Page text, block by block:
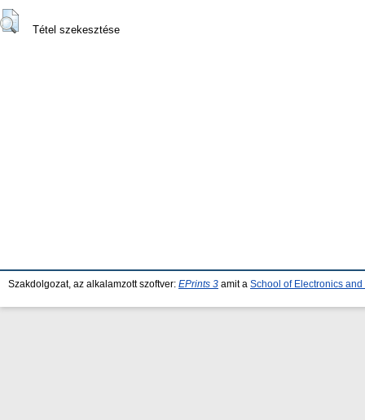
Tétel szekesztése
Szakdolgozat, az alkalamzott szoftver: EPrints 3 amit a School of Electronics